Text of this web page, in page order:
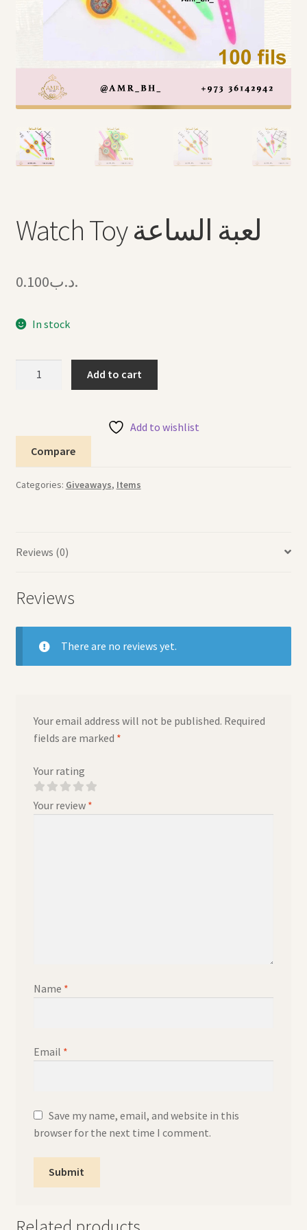
Arabic Language اللغة العربية
STATIONARY القرطاسية
Birthdays أعياد الميلاد
Giveaways التوزيعات Watch Toy لعبة الساعة
.د.ب0.100
In stock
quantity
Add to cart
Add to wishlist
Compare
Categories: Giveaways, Items
Reviews (0)
Reviews
There are no reviews yet.
Your email address will not be published. Required
fields are marked *
Your rating
Your review *
Name *
Email *
Save my name, email, and website in this
browser for the next time I comment.